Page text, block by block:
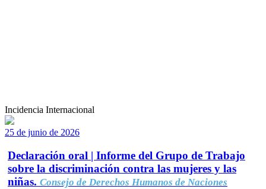
Incidencia Internacional
25 de junio de 2026
Declaración oral | Informe del Grupo de Trabajo
sobre la discriminación contra las mujeres y las
niñas. Consejo de Derechos Humanos de Naciones